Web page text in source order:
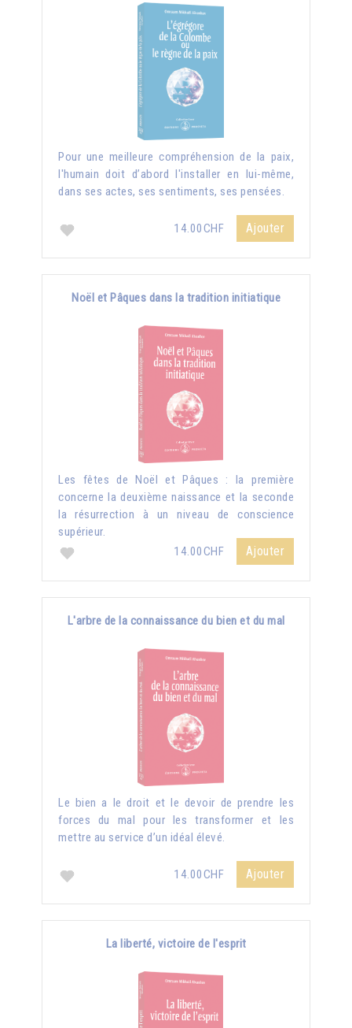
Pour une meilleure compréhension de la paix,
l'humain doit d’abord l'installer en lui-même,
dans ses actes, ses sentiments, ses pensées.
14.00CHF Ajouter
Noël et Pâques dans la tradition initiatique
Les fêtes de Noël et Pâques : la première
concerne la deuxième naissance et la seconde
la résurrection à un niveau de conscience
supérieur.
14.00CHF
Ajouter
L'arbre de la connaissance du bien et du mal
Le bien a le droit et le devoir de prendre les
forces du mal pour les transformer et les
mettre au service d’un idéal élevé.
14.00CHF Ajouter
La liberté, victoire de l'esprit